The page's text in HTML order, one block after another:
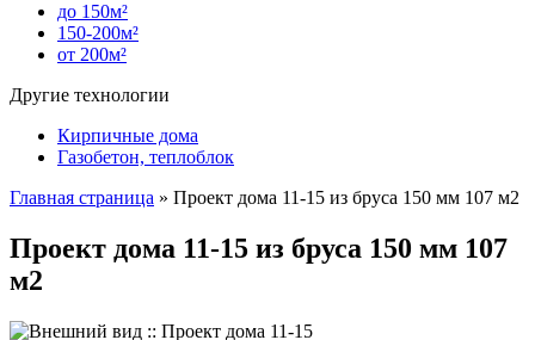
до 150м²
150-200м²
от 200м²
Другие технологии
Кирпичные дома
Газобетон, теплоблок
Главная страница » Проект дома 11-15 из бруса 150 мм 107 м2
Проект дома 11-15 из бруса 150 мм 107
м2